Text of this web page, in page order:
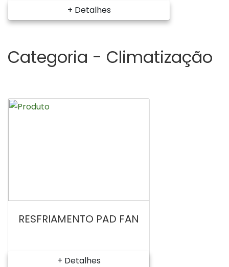
+ Detalhes
Categoria - Climatização
RESFRIAMENTO PAD FAN
+ Detalhes